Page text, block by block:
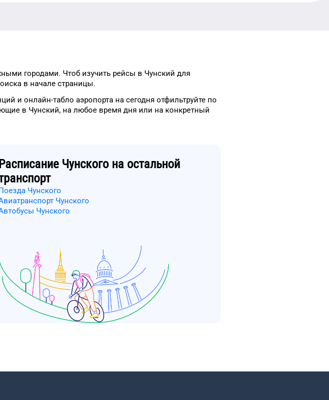
городами. Чтоб изучить рейсы в Чунский для
в начале страницы.
и онлайн-табло аэропорта на сегодня отфильтруйте по
в Чунский, на любое время дня или на конкретный
Расписание Чунского на остальной
Чунского
Чунского
Чунского